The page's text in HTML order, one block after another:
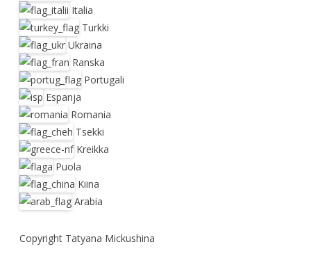
Italia
Turkki
Ukraina
Ranska
Portugali
Espanja
Romania
Tsekki
Kreikka
Puola
Kiina
Arabia
Copyright Tatyana Mickushina